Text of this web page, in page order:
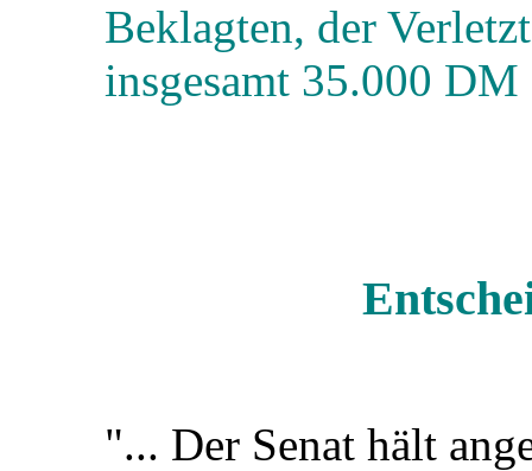
Beklagten, der
insgesamt 35.000
"... Der Senat hält